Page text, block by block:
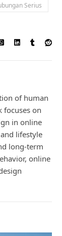
Serius
of human
focuses on
in online
lifestyle
long-term
online